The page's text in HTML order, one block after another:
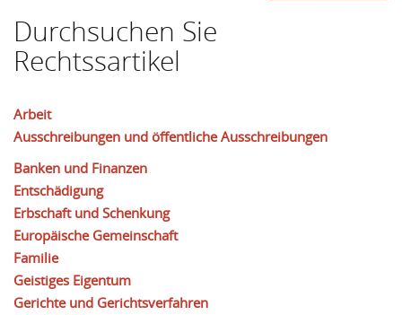
Durchsuchen Sie
Rechtssartikel
Arbeit
Ausschreibungen und öffentliche Ausschreibungen
Banken und Finanzen
Entschädigung
Erbschaft und Schenkung
Europäische Gemeinschaft
Familie
Geistiges Eigentum
Gerichte und Gerichtsverfahren